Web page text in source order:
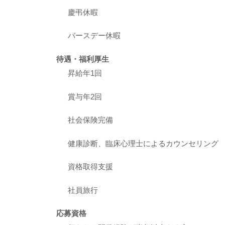
慶弔休暇
バースデー休暇
待遇・福利厚生
昇給年1回
賞与年2回
社会保険完備
健康診断、臨床心理士によるカウンセリング
資格取得支援
社員旅行
応募資格